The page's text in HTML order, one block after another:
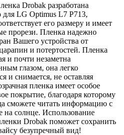
Drobak разработана
для LG Optimus L7 P713,
его размеру и имеет
прорези. Пленка надежно
Вашего устройства от
и потертостей. Пленка
и почти незаметна
глазом, она легко
и снимается, не оставляя
пленка имеет особое
покрытие, благодаря которому
сможете читать информацию с
на солнце. Использование
Drobak поможет сохранить
безупречный вид!